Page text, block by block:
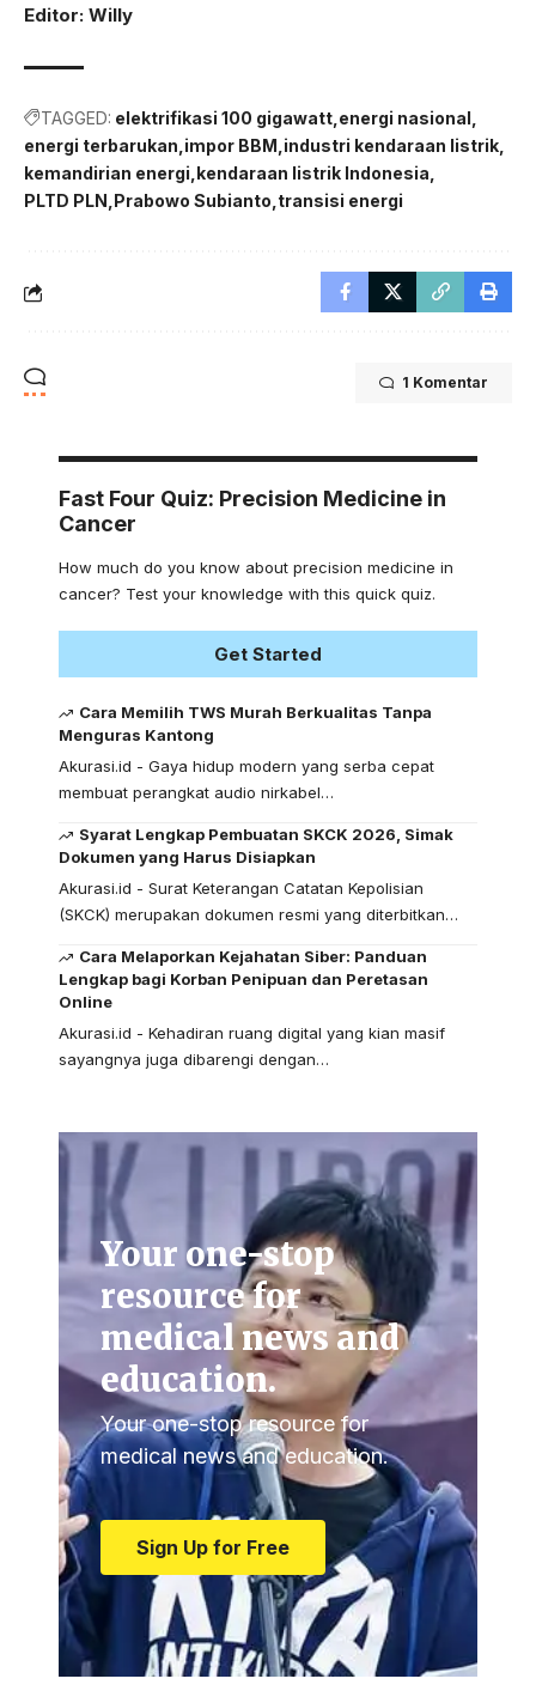
Editor: Willy
TAGGED: elektrifikasi 100 gigawatt energi nasional
energi terbarukan impor BBM industri kendaraan listrik
kemandirian energi kendaraan listrik Indonesia
PLTD PLN
Prabowo Subianto transisi energi
1 Komentar
Fast Four Quiz: Precision Medicine in
Cancer
How much do you know about precision medicine in
cancer? Test your knowledge with this quick quiz.
Get Started
Cara Memilih TWS Murah Berkualitas Tanpa
Menguras Kantong
Akurasi.id - Gaya hidup modern yang serba cepat
membuat perangkat audio nirkabel…
Syarat Lengkap Pembuatan SKCK 2026, Simak
Dokumen yang Harus Disiapkan
Akurasi.id - Surat Keterangan Catatan Kepolisian
(SKCK) merupakan dokumen resmi yang diterbitkan…
Cara Melaporkan Kejahatan Siber: Panduan
Lengkap bagi Korban Penipuan dan Peretasan
Online
Akurasi.id - Kehadiran ruang digital yang kian masif
sayangnya juga dibarengi dengan…
Your one-stop
resource for
medical news and
education.
Your one-stop resource for
medical news and education.
Sign Up for Free